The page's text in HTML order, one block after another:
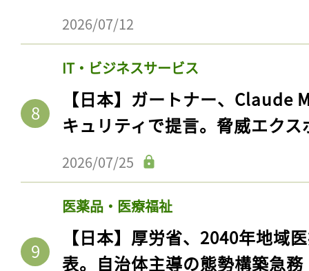
2026/07/12
IT・ビジネスサービス
【日本】ガートナー、Claude
キュリティで提言。脅威エク
2026/07/25
医薬品・医療福祉
【日本】厚労省、2040年地域
表。自治体主導の態勢構築急務